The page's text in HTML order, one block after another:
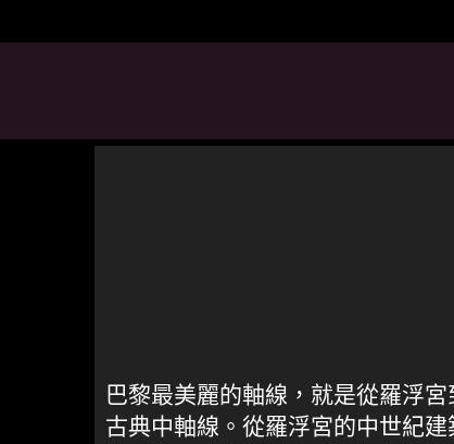
巴黎最美麗的軸線，就是從羅浮
古典中軸線。從羅浮宮的中世紀